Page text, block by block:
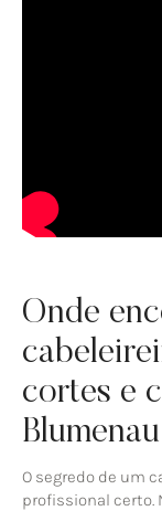
Onde
cortes e
O segredo de um
profissional certo.